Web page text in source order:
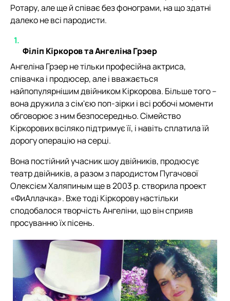
Ротару, але ще й співає без фонограми, на що здатні
далеко не всі пародисти.
Філіп Кіркоров та Ангеліна Грэер
Ангеліна Грэер не тільки професійна актриса,
співачка і продюсер, але і вважається
найпопулярнішим двійником Кіркорова. Більше того –
вона дружила з сім'єю поп-зірки і всі робочі моменти
обговорює з ним безпосередньо. Сімейство
Кіркорових всіляко підтримує її, і навіть сплатила їй
дорогу операцію на серці.
Вона постійний учасник шоу двійників, продюсує
театр двійників, а разом з пародистом Пугачової
Олексієм Халяпиным ще в 2003 р. створила проект
«ФиАллачка». Вже тоді Кіркорову настільки
сподобалося творчість Ангеліни, що він сприяв
просуванню їх пісень.